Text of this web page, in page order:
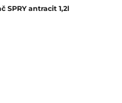
SPRY antracit 1,2l